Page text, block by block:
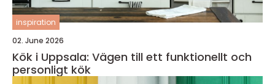
inspiration
02. June 2026
Kök i Uppsala: Vägen till ett funktionellt och
personligt kök